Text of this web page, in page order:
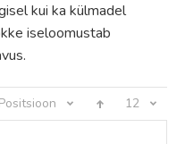
kui ka külmadel
iseloomustab
Positsioon 12